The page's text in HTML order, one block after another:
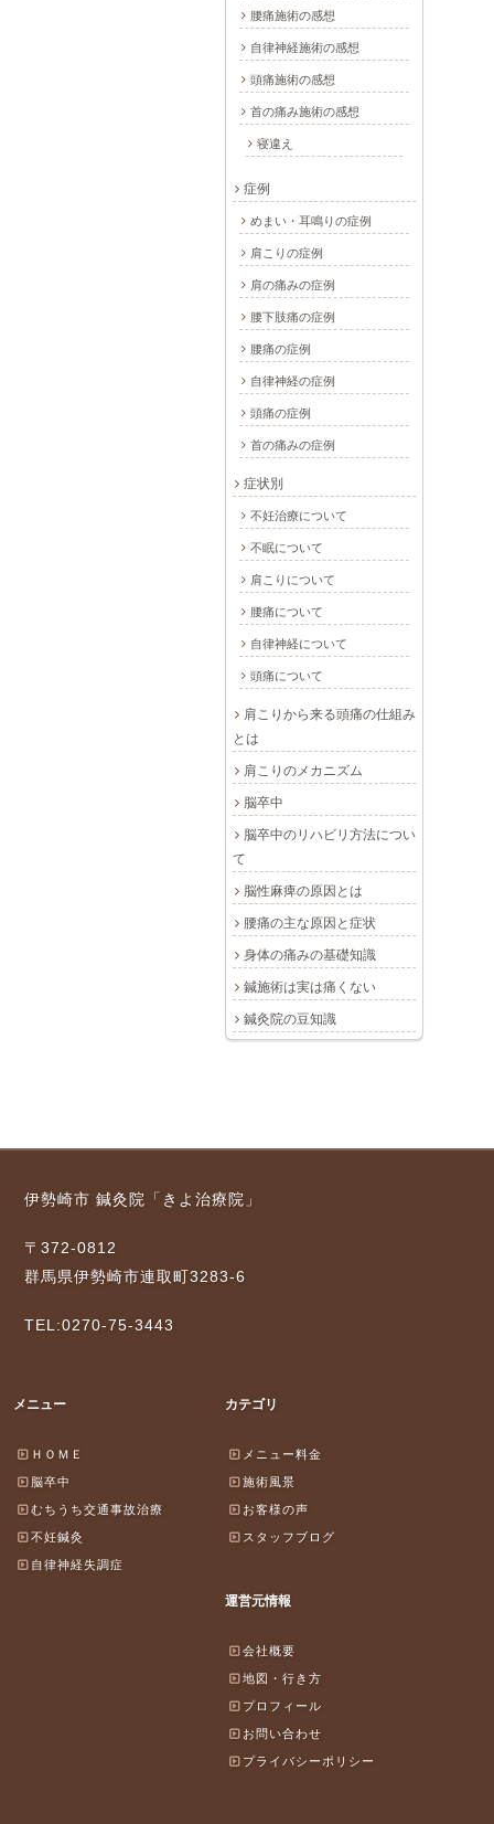
腰痛施術の感想
自律神経施術の感想
頭痛施術の感想
首の痛み施術の感想
寝違え
症例
めまい・耳鳴りの症例
肩こりの症例
肩の痛みの症例
腰下肢痛の症例
腰痛の症例
自律神経の症例
頭痛の症例
首の痛みの症例
症状別
不妊治療について
不眠について
肩こりについて
腰痛について
自律神経について
頭痛について
肩こりから来る頭痛の仕組み
とは
肩こりのメカニズム
脳卒中
脳卒中のリハビリ方法につい
て
脳性麻痺の原因とは
腰痛の主な原因と症状
身体の痛みの基礎知識
鍼施術は実は痛くない
鍼灸院の豆知識
伊勢崎市 鍼灸院「きよ治療院」
〒372-0812
群馬県伊勢崎市連取町3283-6
TEL:0270-75-3443
メニュー
ＨＯＭＥ
脳卒中
むちうち交通事故治療
不妊鍼灸
自律神経失調症
カテゴリ
メニュー料金
施術風景
お客様の声
スタッフブログ
運営元情報
会社概要
地図・行き方
プロフィール
お問い合わせ
プライバシーポリシー